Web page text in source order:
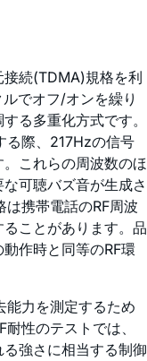
続(TDMA)規格を利
でオフ/オンを繰り
る多重化方式です。
る際、217Hzの信号
これらの周波数のほ
可聴バズ音が生成さ
携帯電話のRF周波
ことがあります。品
作時と同等のRF環
能力を測定するため
性のテストでは、
強さに相当する制御